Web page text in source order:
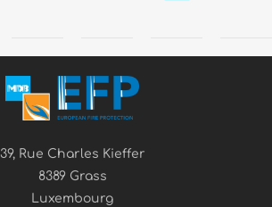
39, Rue Charles Kieffer
8389 Grass
Luxembourg